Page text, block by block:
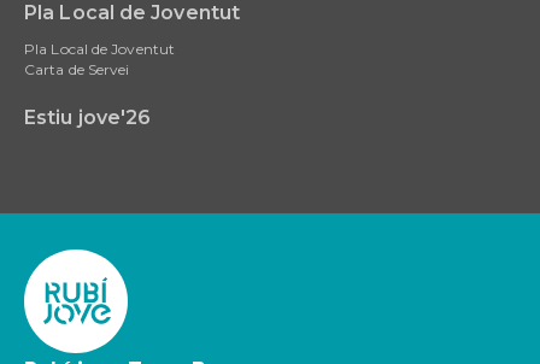
Pla Local de Joventut
Pla Local de Joventut
Carta de Servei
Estiu jove'26